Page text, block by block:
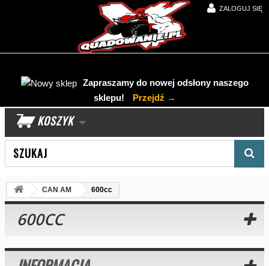
ZALOGUJ SIĘ
Zapraszamy do nowej odsłony naszego
sklepu!
Przejdź →
KOSZYK
CAN AM 600cc
600CC